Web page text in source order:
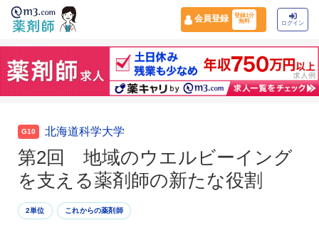
会員登録
登録1分
無料
ログイン
G10 北海道科学大学
第2回 地域のウエルビーイング
を支える薬剤師の新たな役割
2単位 これからの薬剤師